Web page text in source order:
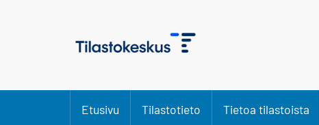
Etusivu Tilastotieto Tietoa tilastoista